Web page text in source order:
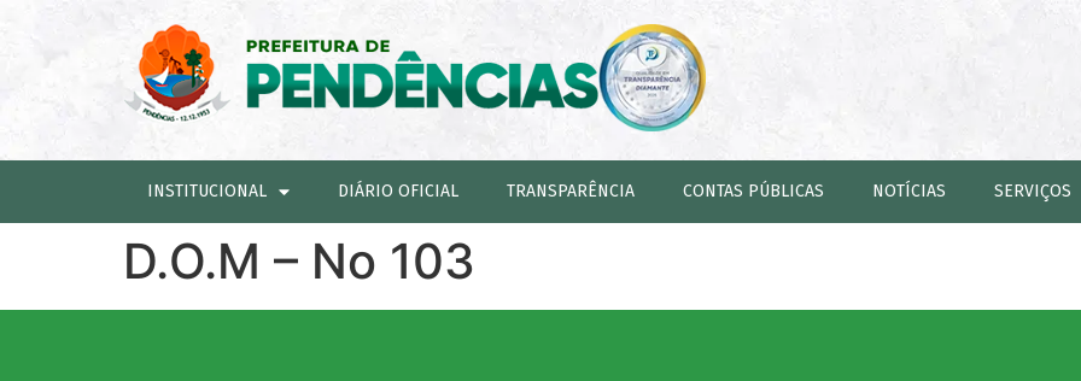
INSTITUCIONAL DIÁRIO OFICIAL TRANSPARÊNCIA CONTAS PÚBLICAS NOTÍCIAS SERVIÇOS
D.O.M – No 103